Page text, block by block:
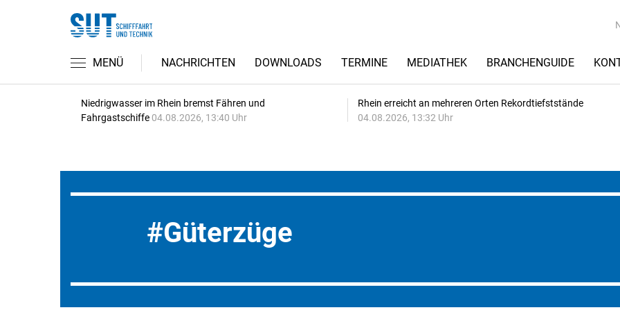
MENÜ NACHRICHTEN DOWNLOADS TERMINE MEDIATHEK BRANCHENGUIDE
Niedrigwasser im Rhein bremst Fähren und
Fahrgastschiffe 04.08.2026, 13:40 Uhr
Rhein erreicht an mehreren Orten Rekordtiefststände
04.08.2026, 13:32 Uhr
Güterzüge